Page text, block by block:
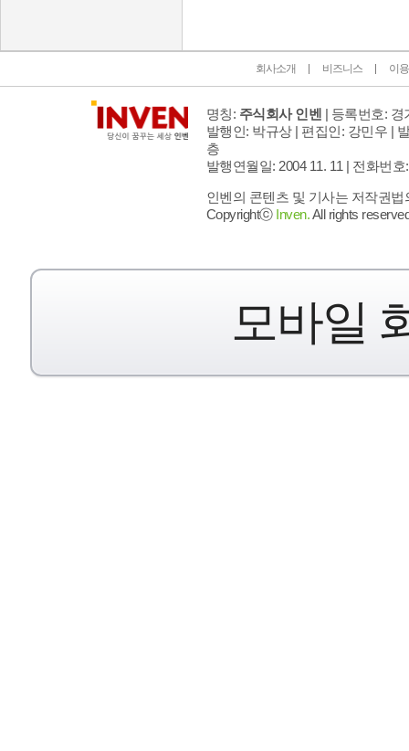
회사소개 비즈니스 이
명칭: 주식회사 인벤 | 등록번호: 경
발행인: 박규상 | 편집인: 강민우 |
층
발행연월일: 2004 11. 11 | 전화번호
인벤의 콘텐츠 및 기사는 저작권
Copyrightⓒ Inven.All rights
모바일